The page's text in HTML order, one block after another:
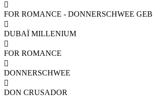

FOR ROMANCE - DONNERSCHWEE GEB

DUBAÏ MILLENIUM

FOR ROMANCE

DONNERSCHWEE

DON CRUSADOR